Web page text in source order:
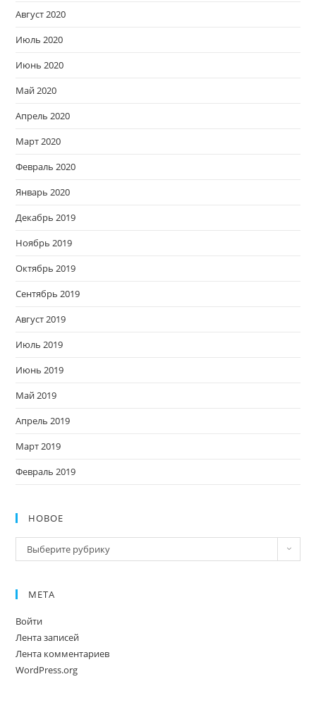
Август 2020
Июль 2020
Июнь 2020
Май 2020
Апрель 2020
Март 2020
Февраль 2020
Январь 2020
Декабрь 2019
Ноябрь 2019
Октябрь 2019
Сентябрь 2019
Август 2019
Июль 2019
Июнь 2019
Май 2019
Апрель 2019
Март 2019
Февраль 2019
НОВОЕ
Новое
Выберите рубрику
МЕТА
Войти
Лента записей
Лента комментариев
WordPress.org